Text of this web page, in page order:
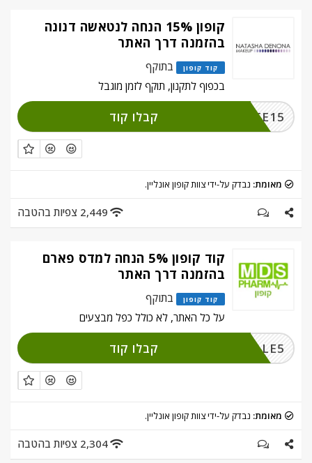
קופון 15% הנחה לנטאשה דנונה
בהזמנה דרך האתר
קוד קופון
בתוקף
בכפוף לתקנון, תוקף לזמן מוגבל
FREE15 קבלו קוד
מאומת: נבדק על-ידי צוות קופון אונליין.
2,449 צפיות בהטבה
קוד קופון 5% הנחה למדס פארם
בהזמנה דרך האתר
קוד קופון
בתוקף
על כל האתר, לא כולל כפל מבצעים
SALE5 קבלו קוד
מאומת: נבדק על-ידי צוות קופון אונליין.
2,304 צפיות בהטבה